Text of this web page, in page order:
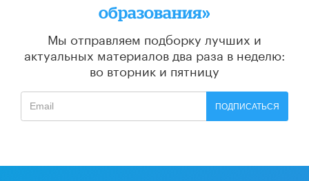
образования»
Мы отправляем подборку лучших и
актуальных материалов два раза в неделю:
во вторник и пятницу
ПОДПИСАТЬСЯ